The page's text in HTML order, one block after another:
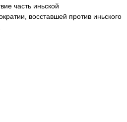
часть иньской
восставшей против иньского